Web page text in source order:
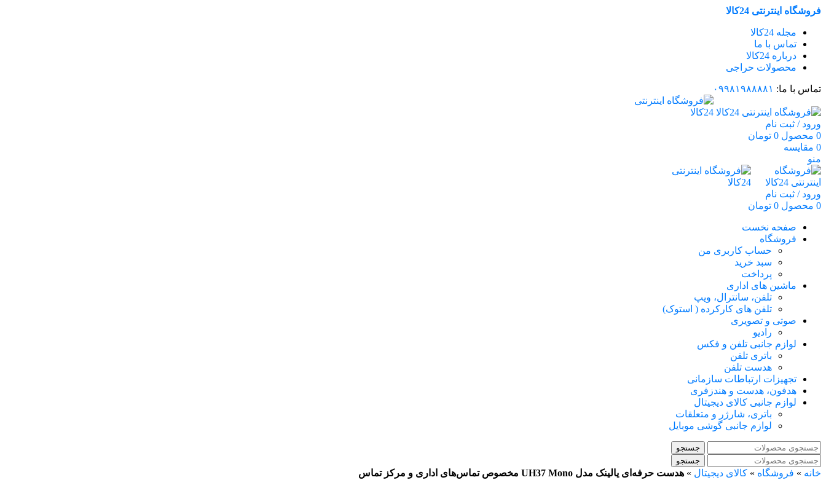
فروشگاه اینترنتی 24کالا
مجله 24کالا
تماس با ما
درباره 24کالا
محصولات حراجی
تماس با ما: ۰۹۹۸۱۹۸۸۸۸۱
ورود / ثبت نام
0 محصول 0 تومان
0 مقایسه
منو
ورود / ثبت نام
0 محصول 0 تومان
صفحه نخست
فروشگاه
حساب کاربری من
سبد خرید
پرداخت
ماشین های اداری
تلفن، سانترال، ویپ
تلفن های کارکرده ( استوک)
صوتی و تصویری
رادیو
لوازم جانبی تلفن و فکس
باتری تلفن
هدست تلفن
تجهیزات ارتباطات سازمانی
هدفون، هدست و هندزفری
لوازم جانبی کالای دیجیتال
باتری، شارژر و متعلقات
لوازم جانبی گوشی موبایل
جستجو
جستجو
خانه » فروشگاه » کالای دیجیتال » هدست حرفه‌ای یالینک مدل UH37 Mono مخصوص تماس‌های اداری و مرکز تماس